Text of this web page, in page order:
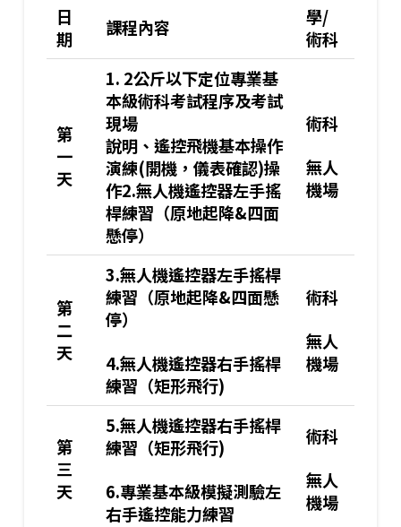
日
期
課程內容 學/
術科
第
一
天
1. 2公斤以下定位專業基
本級術科考試程序及考試
現場
說明、遙控飛機基本操作
演練(開機，儀表確認)操
作2.無人機遙控器左手搖
桿練習（原地起降&四面
懸停）
術科
無人
機場
第
二
天
3.無人機遙控器左手搖桿
練習（原地起降&四面懸
停）
4.無人機遙控器右手搖桿
練習（矩形飛行)
術科
無人
機場
第
三
天
5.無人機遙控器右手搖桿
練習（矩形飛行)
6.專業基本級模擬測驗左
右手遙控能力練習
術科
無人
機場